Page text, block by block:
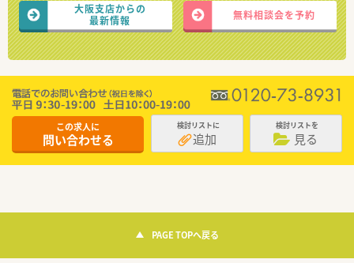
大阪支店からの
最新情報
無料相談会を予約
この求人に
問い合わせる
検討リストに
追加
検討リストを
見る
PAGE TOPへ戻る